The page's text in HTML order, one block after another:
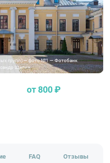
групп) — фото №1 — Фотобанк
Щепин
от 800 ₽
FAQ Отзывы